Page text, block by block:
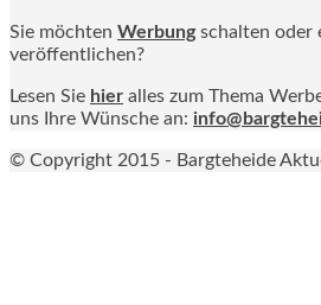
Sie möchten Werbung schalten oder
veröffentlichen?
Lesen Sie hier alles zum Thema
uns Ihre Wünsche an:
© Copyright 2015 - Bargteheide